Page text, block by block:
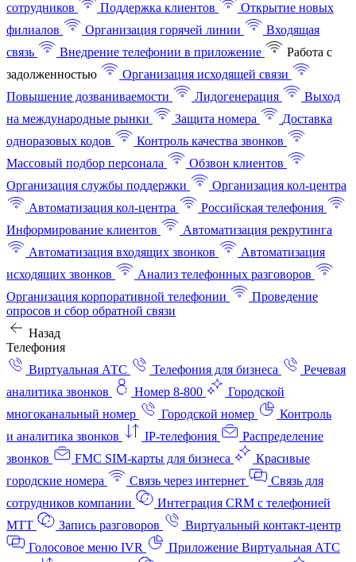
сотрудников
Поддержка клиентов
Открытие новых
филиалов
Организация горячей линии
Входящая
связь
Внедрение телефонии в приложение
Работа с
задолженностью
Организация исходящей связи
Повышение дозваниваемости
Лидогенерация
Выход
на международные рынки
Защита номера
Доставка
одноразовых кодов
Контроль качества звонков
Массовый подбор персонала
Обзвон клиентов
Организация службы поддержки
Организация кол-центра
Автоматизация кол-центра
Российская телефония
Информирование клиентов
Автоматизация рекрутинга
Автоматизация входящих звонков
Автоматизация
исходящих звонков
Анализ телефонных разговоров
Организация корпоративной телефонии
Проведение
опросов и сбор обратной связи
Назад
Телефония
Виртуальная АТС
Телефония для бизнеса
Речевая
аналитика звонков
Номер 8-800
Городской
многоканальный номер
Городской номер
Контроль
и аналитика звонков
IP-телефония
Распределение
звонков
FMC SIM-карты для бизнеса
Красивые
городские номера
Связь через интернет
Связь для
сотрудников компании
Интеграция CRM с телефонией
МТТ
Запись разговоров
Виртуальный контакт‑центр
Голосовое меню IVR
Приложение Виртуальная АТС